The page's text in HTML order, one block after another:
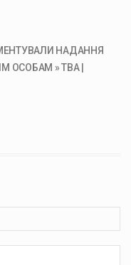
НАДАННЯ
ОСОБАМ » ТВА |